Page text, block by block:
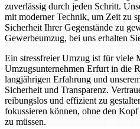
zuverlässig durch jeden Schritt.
mit moderner Technik, um Zeit zu
Sicherheit Ihrer Gegenstände zu
Gewerbeumzug, bei uns erhalten
Ein stressfreier Umzug ist für viele
Umzugsunternehmen Erfurt in die
langjährigen Erfahrung und
Sicherheit und Transparenz.
reibungslos und effizient zu
fokussieren können, ohne den
zu müssen.